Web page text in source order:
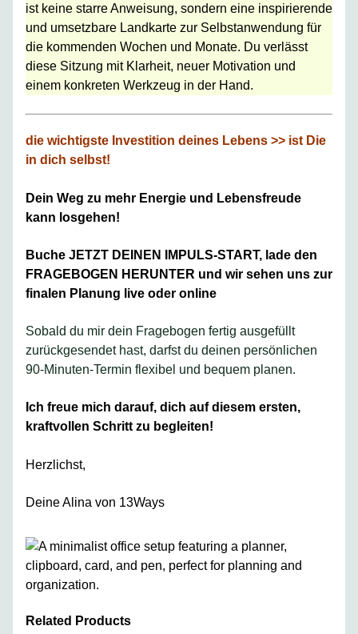
ist keine starre Anweisung, sondern eine inspirierende
und umsetzbare Landkarte zur Selbstanwendung für
die kommenden Wochen und Monate. Du verlässt
diese Sitzung mit Klarheit, neuer Motivation und
einem konkreten Werkzeug in der Hand.
die wichtigste Investition deines Lebens >> ist Die
in dich selbst!
Dein Weg zu mehr Energie und Lebensfreude
kann losgehen!
Buche JETZT DEINEN IMPULS-START, lade den
FRAGEBOGEN HERUNTER und wir sehen uns zur
finalen Planung live oder online
Sobald du mir dein Fragebogen fertig ausgefüllt
zurückgesendet hast, darfst du deinen persönlichen
90-Minuten-Termin flexibel und bequem planen.
Ich freue mich darauf, dich auf diesem ersten,
kraftvollen Schritt zu begleiten!
Herzlichst,
Deine Alina von 13Ways
Related Products